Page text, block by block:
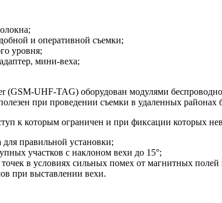
и оперативной съемки;
уровня;
мини-веха;
(GSM-UHF-TAG) оборудован модулями
при проведении съемки в удаленных районах
к которым ограничен и при фиксации которых
правильной установки;
участков с наклоном вехи до 15°;
в условиях сильных помех от магнитных полей
при выставлении вехи.